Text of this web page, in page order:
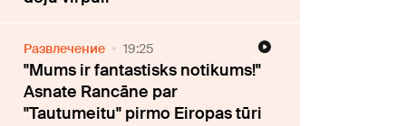
Развлечение 19:25
"Mums ir fantastisks notikums!"
Asnate Rancāne par
"Tautumeitu" pirmo Eiropas tūri